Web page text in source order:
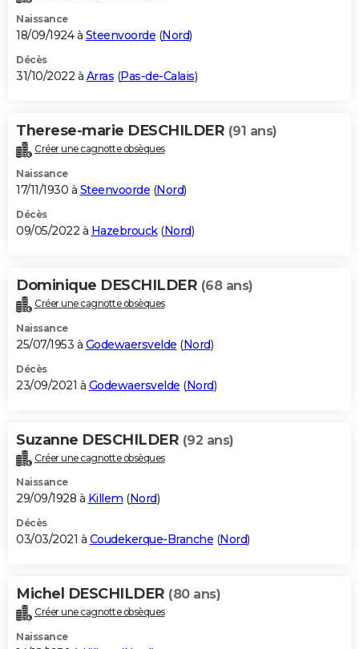
Dictionnaire
Biographies
Citations
Expressions
Proverbes
PROGRAMME TV
S'inscrire
Se connecter
Lycées
Collèges
Primaires
Universités
Entreprises
Service militaire
Avis de recherche
AVIS DE DÉCÈS
Bricolage
Lifestyle
Culture
Sport
Auto
Television
Voyage
Cinema
Naissance
18/09/1924 à Steenvoorde (Nord)
Décès
31/10/2022 à Arras (Pas-de-Calais)
Therese-marie DESCHILDER (91 ans)
Créer une cagnotte obsèques
Naissance
17/11/1930 à Steenvoorde (Nord)
Décès
09/05/2022 à Hazebrouck(Nord)
Dominique DESCHILDER (68 ans)
Créer une cagnotte obsèques
Naissance
25/07/1953 à Godewaersvelde (Nord)
Décès
23/09/2021 à Godewaersvelde (Nord)
Suzanne DESCHILDER (92 ans)
Créer une cagnotte obsèques
Naissance
29/09/1928 à Killem (Nord)
Décès
03/03/2021 à Coudekerque-Branche (Nord)
Michel DESCHILDER (80 ans)
Créer une cagnotte obsèques
Naissance